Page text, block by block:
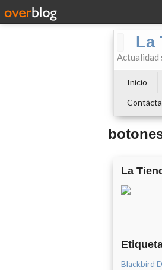
La
Actualidad
Inicio
La
Blackbird